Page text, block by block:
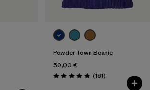
Powder Town Beanie
50,00 €
Évaluation: 4.9 / 5
(181Avis
)